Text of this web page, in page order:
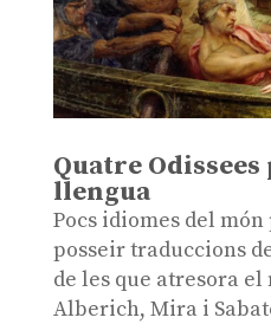
Quatre Odissees
llengua
Pocs idiomes del
posseir traduccions
de les que atresora el
Alberich, Mira i